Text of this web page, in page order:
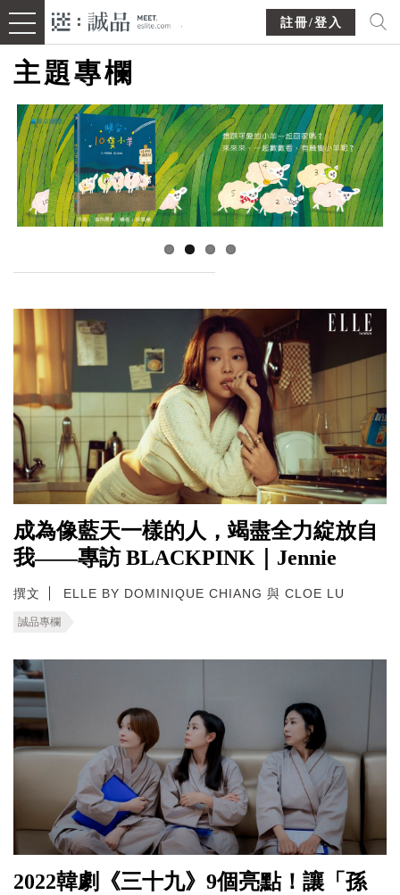
註冊/登入
主題專欄
成為像藍天一樣的人，竭盡全力綻放自
我——專訪 BLACKPINK｜Jennie
撰文 ELLE BY DOMINIQUE CHIANG 與 CLOE LU
誠品專欄
2022韓劇《三十九》9個亮點！讓「孫